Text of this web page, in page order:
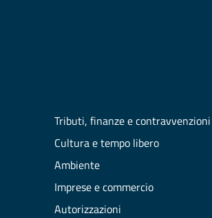
Tributi, finanze e contravvenzioni
Cultura e tempo libero
Ambiente
Imprese e commercio
Autorizzazioni